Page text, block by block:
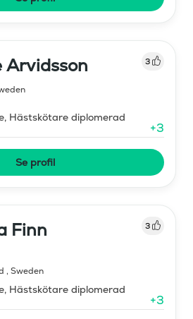
Arvidsson 3
Hästskötare diplomerad
+3
Se profil
Finn 3
, Sweden
Hästskötare diplomerad
+3